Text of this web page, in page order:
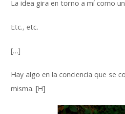
La idea gira en torno a mí como
Etc., etc.
[…]
Hay algo en la conciencia que se
misma. [H]